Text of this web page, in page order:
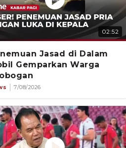
02:52
Jasad di Dalam
Gemparkan Warga
7/08/2026